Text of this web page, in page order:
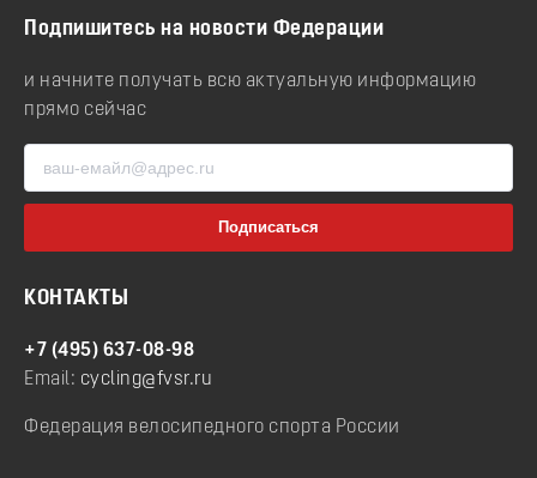
Подпишитесь на новости Федерации
и начните получать всю актуальную информацию
прямо сейчас
КОНТАКТЫ
+7 (495) 637-08-98
Email: cycling@fvsr.ru
Федерация велосипедного спорта России